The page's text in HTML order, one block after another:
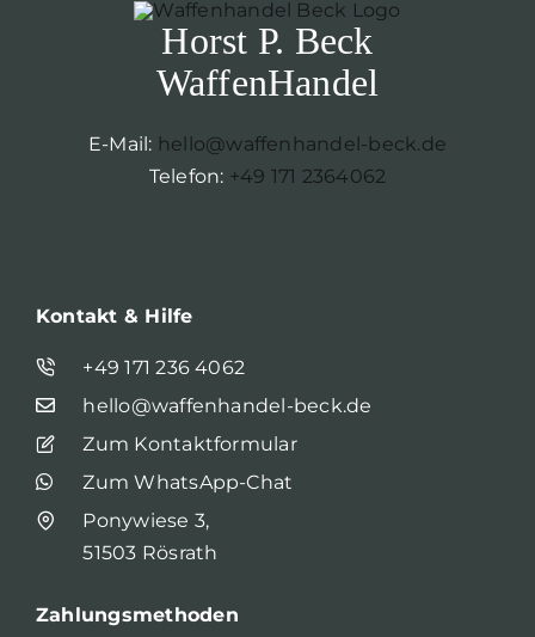
Horst P. Beck
WaffenHandel
E-Mail: hello@waffenhandel-beck.de
Telefon: +49 171 2364062
Kontakt & Hilfe
+49 171 236 4062
hello@waffenhandel-beck.de
Zum Kontaktformular
Zum WhatsApp-Chat
Ponywiese 3,
51503 Rösrath
Zahlungsmethoden